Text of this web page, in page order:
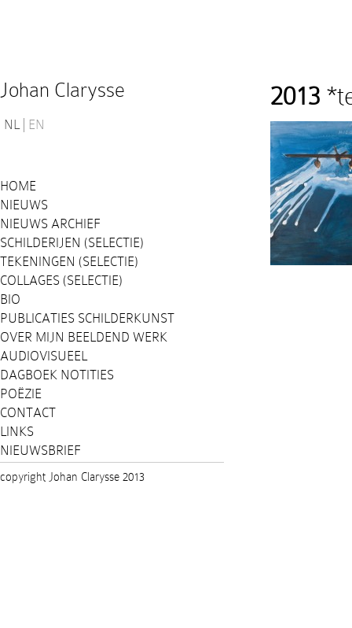
Johan Clarysse
NL EN
HOME
NIEUWS
NIEUWS ARCHIEF
SCHILDERIJEN (SELECTIE)
TEKENINGEN (SELECTIE)
COLLAGES (SELECTIE)
BIO
PUBLICATIES SCHILDERKUNST
OVER MIJN BEELDEND WERK
AUDIOVISUEEL
DAGBOEK NOTITIES
POËZIE
CONTACT
LINKS
NIEUWSBRIEF
2013
copyright Johan Clarysse 2013